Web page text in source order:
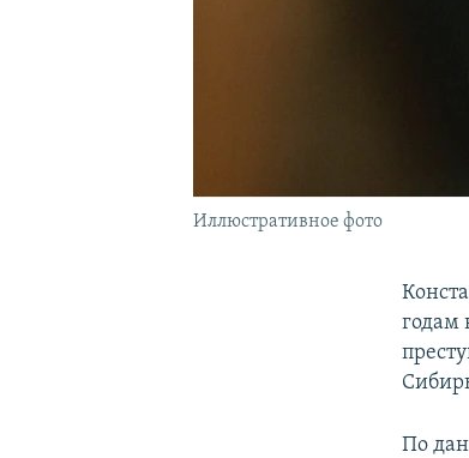
Иллюстративное фото
годам
По